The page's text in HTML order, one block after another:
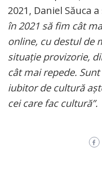
2021, Daniel Săuca
în 2021 să fim cât
online, cu destul de
situație provizorie,
cât mai repede.
iubitor de cultură
cei care fac cultură”.